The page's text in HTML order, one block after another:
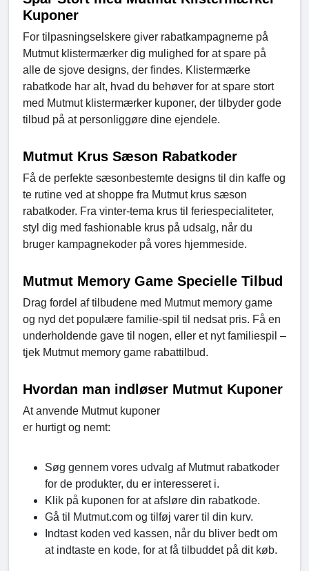
Kuponer
For tilpasningselskere giver rabatkampagnerne på
Mutmut klistermærker dig mulighed for at spare på
alle de sjove designs, der findes. Klistermærke
rabatkode har alt, hvad du behøver for at spare stort
med Mutmut klistermærker kuponer, der tilbyder gode
tilbud på at personliggøre dine ejendele.
Mutmut Krus Sæson Rabatkoder
Få de perfekte sæsonbestemte designs til din kaffe og
te rutine ved at shoppe fra Mutmut krus sæson
rabatkoder. Fra vinter-tema krus til feriespecialiteter,
styl dig med fashionable krus på udsalg, når du
bruger kampagnekoder på vores hjemmeside.
Mutmut Memory Game Specielle Tilbud
Drag fordel af tilbudene med Mutmut memory game
og nyd det populære familie-spil til nedsat pris. Få en
underholdende gave til nogen, eller et nyt familiespil –
tjek Mutmut memory game rabattilbud.
Hvordan man indløser Mutmut Kuponer
At anvende Mutmut kuponer
er hurtigt og nemt:
Søg gennem vores udvalg af Mutmut rabatkoder
for de produkter, du er interesseret i.
Klik på kuponen for at afsløre din rabatkode.
Gå til Mutmut.com og tilføj varer til din kurv.
Indtast koden ved kassen, når du bliver bedt om
at indtaste en kode, for at få tilbuddet på dit køb.